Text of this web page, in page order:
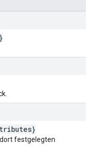
festgelegten